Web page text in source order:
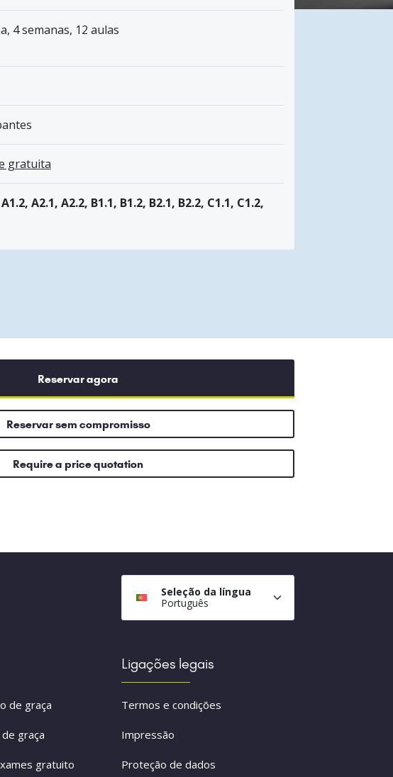
4 semanas, 12 aulas
gratuita
A2.1, A2.2, B1.1, B1.2, B2.1, B2.2, C1.1, C1.2,
Reservar agora
Reservar sem compromisso
Require a price quotation
Seleção da língua
Português
de graça
graça
gratuito
Ligações legais
Termos e condições
Impressão
Proteção de dados